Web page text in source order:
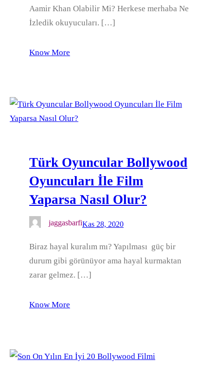
Aamir Khan Olabilir Mi? Herkese merhaba Ne
İzledik okuyucuları. […]
Know More
Türk Oyuncular Bollywood
Oyuncuları İle Film
Yaparsa Nasıl Olur?
jaggasbarfiKas 28, 2020
Biraz hayal kuralım mı? Yapılması güç bir
durum gibi görünüyor ama hayal kurmaktan
zarar gelmez. […]
Know More